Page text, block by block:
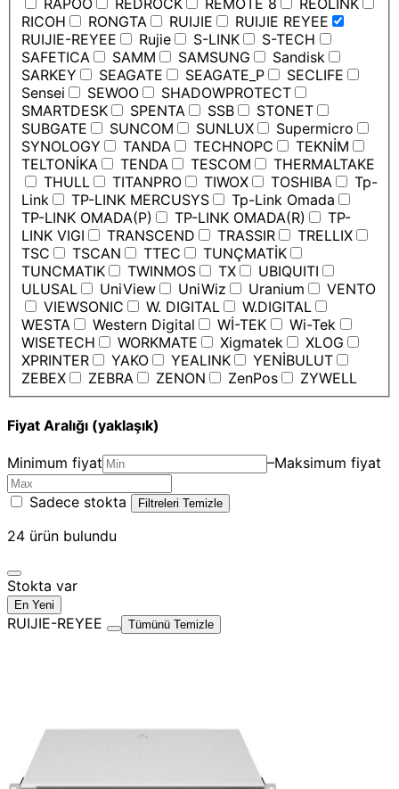
RAPOO
REDROCK REMOTE 8
REOLINK
RICOH
RONGTA RUIJIE
RUIJIE REYEE
RUIJIE-REYEE
Rujie S-LINK
S-TECH
SAFETICA
SAMM SAMSUNG
Sandisk
SARKEY
SEAGATE SEAGATE_P
SECLIFE
Sensei
SEWOO
SHADOWPROTECT
SMARTDESK
SPENTA SSB
STONET
SUBGATE
SUNCOM SUNLUX
Supermicro
SYNOLOGY
TANDA TECHNOPC
TEKNİM
TELTONİKA
TENDA TESCOM
THERMALTAKE
THULL
TITANPRO TIWOX TOSHIBA
Tp-
Link
TP-LINK MERCUSYS
Tp-Link Omada
TP-LINK OMADA(P)
TP-LINK OMADA(R)
TP-
LINK VIGI
TRANSCEND TRASSIR
TRELLIX
TSC
TSCAN TTEC
TUNÇMATİK
TUNCMATIK
TWINMOS TX
UBIQUITI
ULUSAL
UniView UniWiz Uranium
VENTO
VIEWSONIC
W. DIGITAL
W.DIGITAL
WESTA
Western Digital Wİ-TEK
Wi-Tek
WISETECH
WORKMATE Xigmatek
XLOG
XPRINTER
YAKO YEALINK
YENİBULUT
ZEBEX
ZEBRA ZENON ZenPos ZYWELL
Fiyat Aralığı (yaklaşık)
Minimum fiyat –Maksimum fiyat
Sadece stokta Filtreleri Temizle
24 ürün bulundu
Stokta var
En Yeni
RUIJIE-REYEE Tümünü Temizle